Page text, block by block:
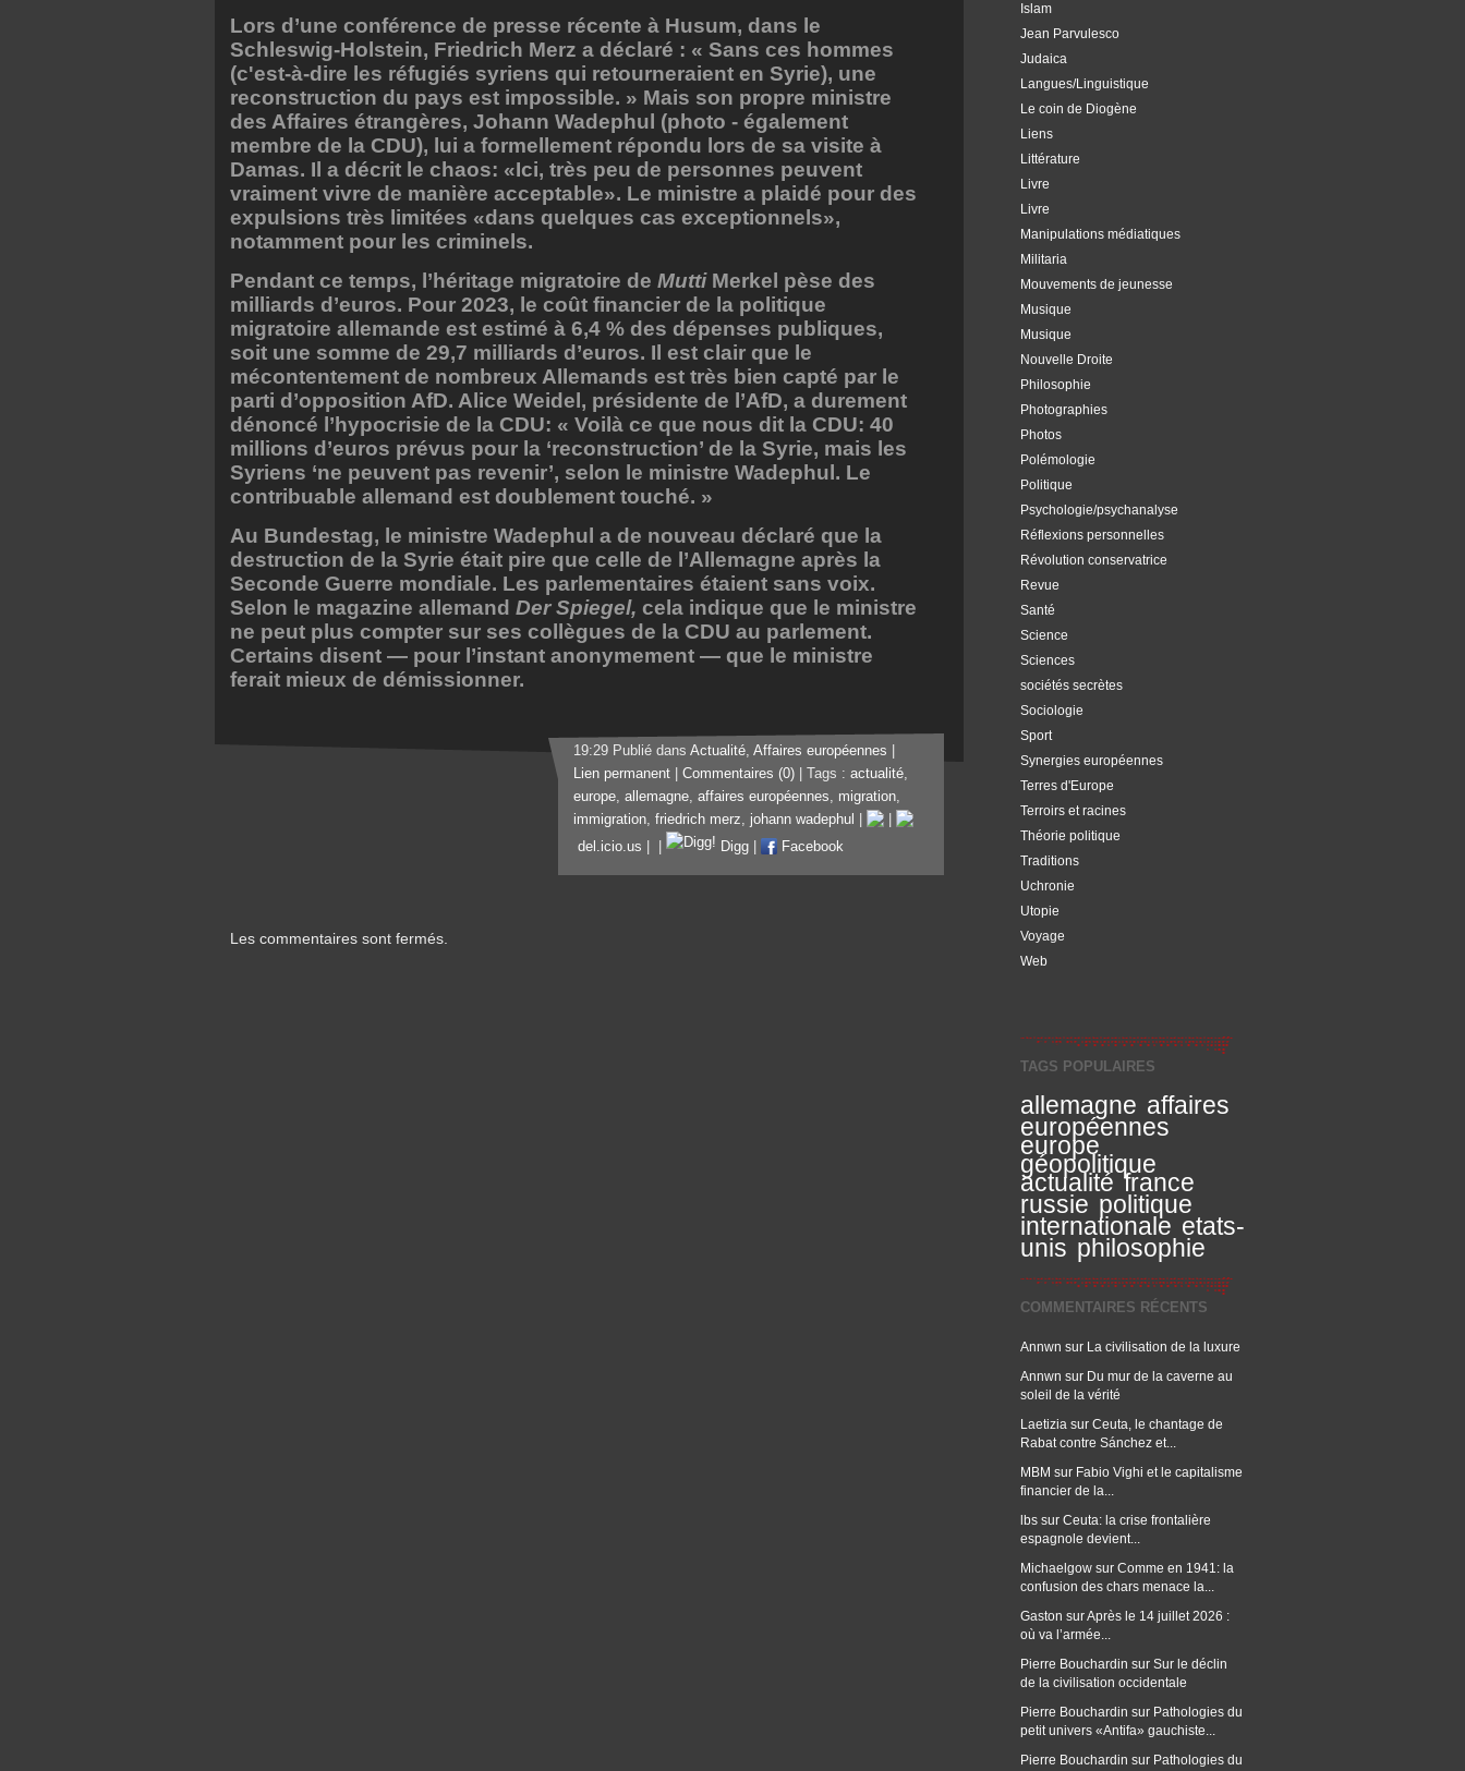
Islam
Jean Parvulesco
Judaica
Langues/Linguistique
Le coin de Diogène
Liens
Littérature
Livre
Livre
Manipulations médiatiques
Militaria
Mouvements de jeunesse
Musique
Musique
Nouvelle Droite
Philosophie
Photographies
Photos
Polémologie
Politique
Psychologie/psychanalyse
Réflexions personnelles
Révolution conservatrice
Revue
Santé
Science
Sciences
sociétés secrètes
Sociologie
Sport
Synergies européennes
Terres d'Europe
Terroirs et racines
Théorie politique
Traditions
Uchronie
Utopie
Voyage
Web
TAGS POPULAIRES
allemagne affaires
européennes
europe
géopolitique
actualité france
russie politique
internationale etats-
unis philosophie
COMMENTAIRES RÉCENTS
Annwn sur La civilisation de la luxure
Annwn sur Du mur de la caverne au
soleil de la vérité
Laetizia sur Ceuta, le chantage de
Rabat contre Sánchez et...
MBM sur Fabio Vighi et le capitalisme
financier de la...
lbs sur Ceuta: la crise frontalière
espagnole devient...
Michaelgow sur Comme en 1941: la
confusion des chars menace la...
Gaston surAprès le 14 juillet 2026 :
où va l’armée...
Pierre Bouchardin sur Sur le déclin
de la civilisation occidentale
Pierre Bouchardin sur Pathologies du
petit univers «Antifa» gauchiste...
Pierre Bouchardin sur Pathologies du
Lors d’une conférence de presse récente à Husum, dans le
Schleswig-Holstein, Friedrich Merz a déclaré : « Sans ces hommes
(c'est-à-dire les réfugiés syriens qui retourneraient en Syrie), une
reconstruction du pays est impossible. » Mais son propre ministre
des Affaires étrangères, Johann Wadephul (photo - également
membre de la CDU), lui a formellement répondu lors de sa visite à
Damas. Il a décrit le chaos: «Ici, très peu de personnes peuvent
vraiment vivre de manière acceptable». Le ministre a plaidé pour des
expulsions très limitées «dans quelques cas exceptionnels»,
notamment pour les criminels.
Pendant ce temps, l’héritage migratoire de Mutti Merkel pèse des
milliards d’euros. Pour 2023, le coût financier de la politique
migratoire allemande est estimé à 6,4 % des dépenses publiques,
soit une somme de 29,7 milliards d’euros. Il est clair que le
mécontentement de nombreux Allemands est très bien capté par le
parti d’opposition AfD. Alice Weidel, présidente de l’AfD, a durement
dénoncé l’hypocrisie de la CDU: « Voilà ce que nous dit la CDU: 40
millions d’euros prévus pour la ‘reconstruction’ de la Syrie, mais les
Syriens ‘ne peuvent pas revenir’, selon le ministre Wadephul. Le
contribuable allemand est doublement touché. »
Au Bundestag, le ministre Wadephul a de nouveau déclaré que la
destruction de la Syrie était pire que celle de l’Allemagne après la
Seconde Guerre mondiale. Les parlementaires étaient sans voix.
Selon le magazine allemand Der Spiegel, cela indique que le ministre
ne peut plus compter sur ses collègues de la CDU au parlement.
Certains disent — pour l’instant anonymement — que le ministre
ferait mieux de démissionner.
19:29 Publié dans Actualité, Affaires européennes
Lien permanent
Commentaires (0) | Tags : actualité,
europe, allemagne, affaires européennes, migration,
immigration, friedrich merz, johann wadephul
del.icio.us
Digg Facebook
Les commentaires sont fermés.